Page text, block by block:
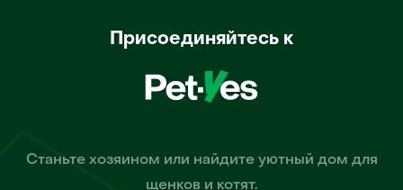
Присоединяйтесь к
Станьте хозяином или найдите уютный дом для
щенков и котят.